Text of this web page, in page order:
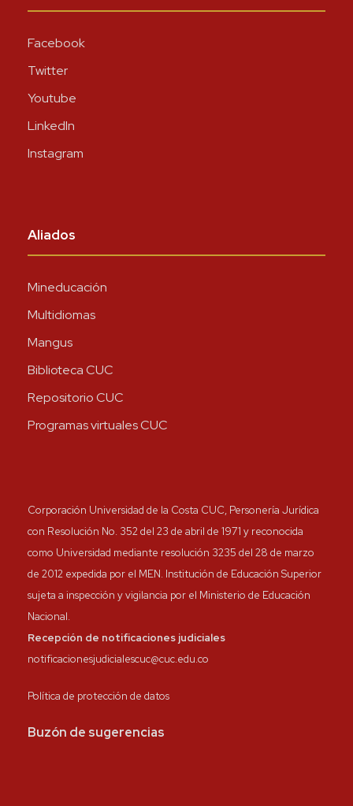
Facebook
Twitter
Youtube
LinkedIn
Instagram
Aliados
Mineducación
Multidiomas
Mangus
Biblioteca CUC
Repositorio CUC
Programas virtuales CUC
Corporación Universidad de la Costa CUC, Personería Jurídica
con Resolución No. 352 del 23 de abril de 1971 y reconocida
como Universidad mediante resolución 3235 del 28 de marzo
de 2012 expedida por el MEN. Institución de Educación Superior
sujeta a inspección y vigilancia por el Ministerio de Educación
Nacional.
Recepción de notificaciones judiciales
notificacionesjudicialescuc@cuc.edu.co
Política de protección de datos
Buzón de sugerencias